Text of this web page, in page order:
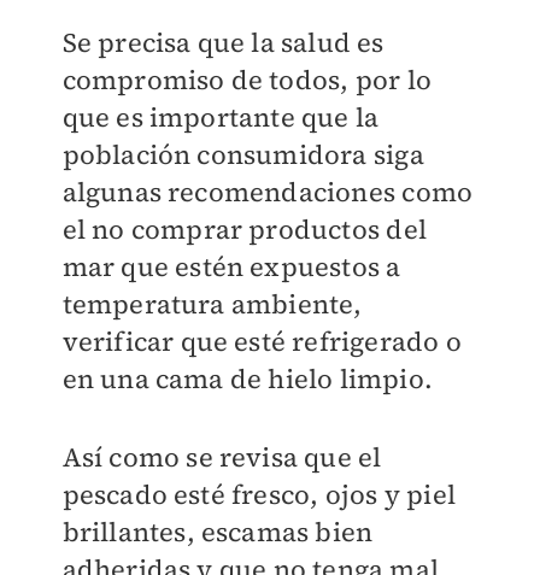
Se precisa que la salud es
compromiso de todos, por lo
que es importante que la
población consumidora siga
algunas recomendaciones como
el no comprar productos del
mar que estén expuestos a
temperatura ambiente,
verificar que esté refrigerado o
en una cama de hielo limpio.
Así como se revisa que el
pescado esté fresco, ojos y piel
brillantes, escamas bien